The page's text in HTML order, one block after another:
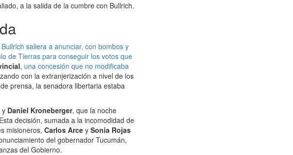
a la salida de la cumbre con Bullrich.
saliera a anunciar, con bombos y
de Tierras para conseguir los votos que
, una concesión que no modificaba
con la extranjerización a nivel de los
prensa, la senadora libertaria estaba
y Daniel Kroneberger, que la noche
decisión, sumada a la incomodidad de
misioneros, Carlos Arce y Sonia Rojas
del gobernador Tucumán,
del Gobierno.